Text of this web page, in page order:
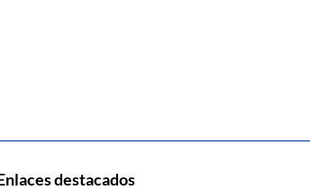
destacados